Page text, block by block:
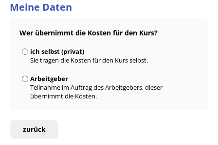
Meine Daten
Wer übernimmt die Kosten für den Kurs?
ich selbst (privat)
Sie tragen die Kosten für den Kurs selbst.
Arbeitgeber
Teilnahme im Auftrag des Arbeitgebers, dieser
übernimmt die Kosten.
zurück